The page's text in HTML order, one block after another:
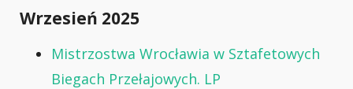
Wrzesień 2025
Mistrzostwa Wrocławia w Sztafetowych
Biegach Przełajowych. LP